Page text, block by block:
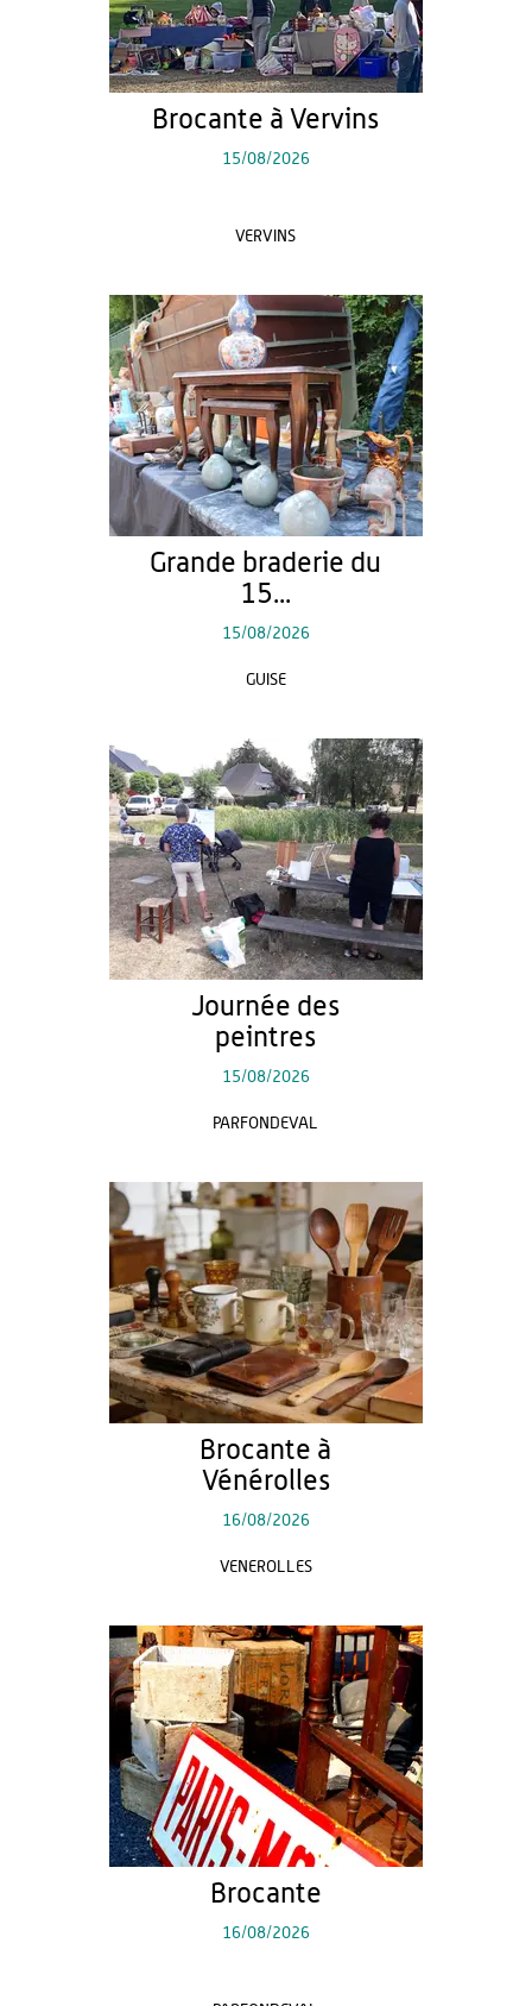
Brocante à Vervins
15/08/2026
VERVINS
Grande braderie du
15...
15/08/2026
GUISE
Journée des
peintres
15/08/2026
PARFONDEVAL
Brocante à
Vénérolles
16/08/2026
VENEROLLES
Brocante
16/08/2026